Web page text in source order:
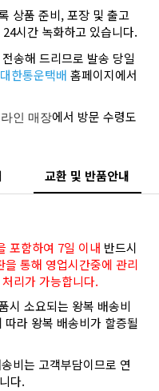
상품 준비, 포장 및 출고
24시간 녹화하고 있습니다.
송해 드리므로 발송 당일
한통운택배 홈페이지에서
인 매장에서 방문 수령도
교환 및 반품안내
포함하여 7일 이내 반드시
통해 영업시간중에 관리
리가 가능합니다.
시 소요되는 왕복 배송비
라 왕복 배송비가 할증될
비는 고객부담이므로 연
다.